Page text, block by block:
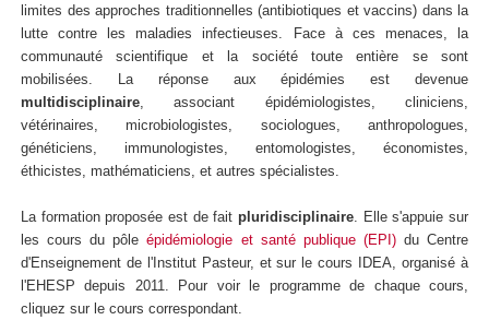
limites des approches traditionnelles (antibiotiques et vaccins) dans la
lutte contre les maladies infectieuses. Face à ces menaces, la
communauté scientifique et la société toute entière se sont
mobilisées. La réponse aux épidémies est devenue
multidisciplinaire , associant épidémiologistes, cliniciens,
vétérinaires, microbiologistes, sociologues, anthropologues,
généticiens, immunologistes, entomologistes, économistes,
éthicistes, mathématiciens, et autres spécialistes.
La formation proposée est de fait pluridisciplinaire . Elle s'appuie sur
les cours du pôleépidémiologie et santé publique (EPI)du Centre
d'Enseignement de l'Institut Pasteur, et sur le cours IDEA, organisé à
l'EHESP depuis 2011.
Pour voir le programme de chaque cours,
cliquez sur le cours correspondant.